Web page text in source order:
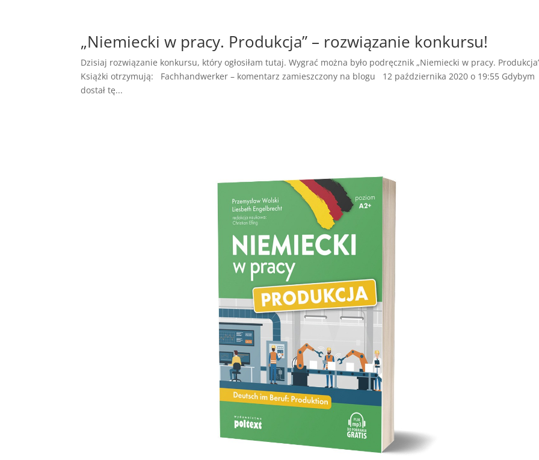
„Niemiecki w pracy. Produkcja” – rozwiązanie konkursu!
Dzisiaj rozwiązanie konkursu, który ogłosiłam tutaj. Wygrać można było podręcznik „Niemiecki w pracy.
Książki otrzymują: Fachhandwerker – komentarz zamieszczony na blogu 12 października 2020 o 19:55 Gdybym
dostał tę...